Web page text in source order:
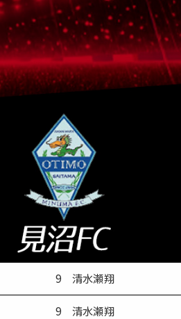
9 清水瀬翔
9 清水瀬翔